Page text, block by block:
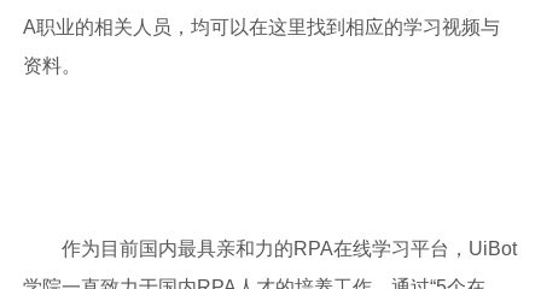
A职业的相关人员，均可以在这里找到相应的学习视频与
资料。
作为目前国内最具亲和力的RPA在线学习平台，UiBot